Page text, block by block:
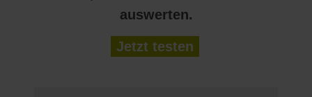
auswerten.
Jetzt testen